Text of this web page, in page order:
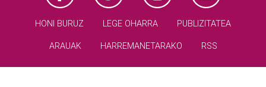
HONI BURUZ LEGE OHARRA PUBLIZITATEA
ARAUAK HARREMANETARAKO RSS